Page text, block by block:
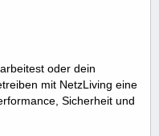
oder dein
mit NetzLiving eine
Sicherheit und